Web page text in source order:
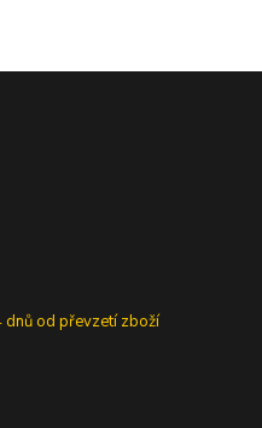
od převzetí zboží